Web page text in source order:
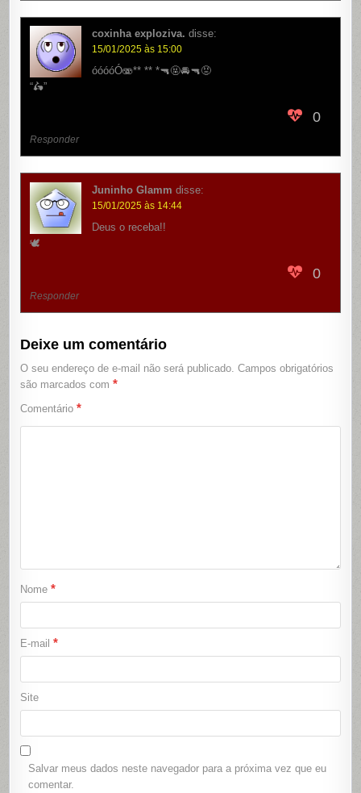
coxinha exploziva. disse:
15/01/2025 às 15:00
óóóóÓ🫨** ** *🔫🤬🚘🔫😡
“🛵”
0
Responder
Juninho Glamm disse:
15/01/2025 às 14:44
Deus o receba!!
🕊️
0
Responder
Deixe um comentário
O seu endereço de e-mail não será publicado. Campos obrigatórios
são marcados com*
Comentário*
Nome*
E-mail*
Site
Salvar meus dados neste navegador para a próxima vez que eu
comentar.